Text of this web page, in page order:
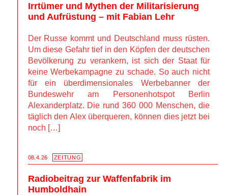
Irrtümer und Mythen der Militarisierung
und Aufrüstung – mit Fabian Lehr
Der Russe kommt und Deutschland muss rüsten.
Um diese Gefahr tief in den Köpfen der deutschen
Bevölkerung zu verankern, ist sich der Staat für
keine Werbekampagne zu schade. So auch nicht
für ein überdimensionales Werbebanner der
Bundeswehr am Personenhotspot Berlin
Alexanderplatz. Die rund 360 000 Menschen, die
täglich den Alex überqueren, können dies jetzt bei
noch […]
08.4.26 ZEITUNG
Radiobeitrag zur Waffenfabrik im
Humboldhain